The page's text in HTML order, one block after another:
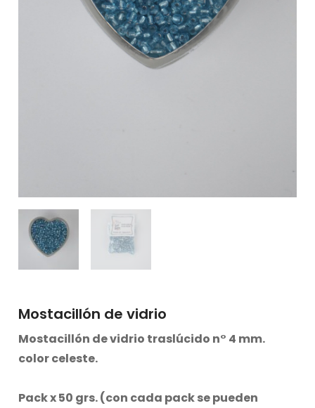
Mostacillón de vidrio
Mostacillón de vidrio traslúcido n° 4 mm.
color celeste.
Pack x 50 grs. (con cada pack se pueden